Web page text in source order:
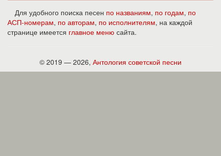
Для удобного поиска песен по названиям, по годам, по
АСП-номерам, по авторам, по исполнителям, на каждой
странице имеется главное меню сайта.
© 2019 — 2026, Антология советской песни